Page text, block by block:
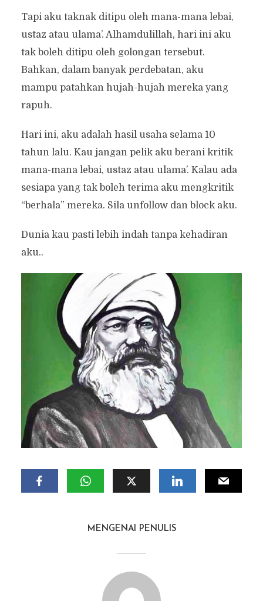
Tapi aku taknak ditipu oleh mana-mana lebai,
ustaz atau ulama’. Alhamdulillah, hari ini aku
tak boleh ditipu oleh golongan tersebut.
Bahkan, dalam banyak perdebatan, aku
mampu patahkan hujah-hujah mereka yang
rapuh.
Hari ini, aku adalah hasil usaha selama 10
tahun lalu. Kau jangan pelik aku berani kritik
mana-mana lebai, ustaz atau ulama’. Kalau ada
sesiapa yang tak boleh terima aku mengkritik
“berhala” mereka. Sila unfollow dan block aku.
Dunia kau pasti lebih indah tanpa kehadiran
aku..
MENGENAI PENULIS